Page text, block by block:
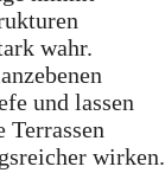
wahr.
und lassen
Terrassen
wirken.